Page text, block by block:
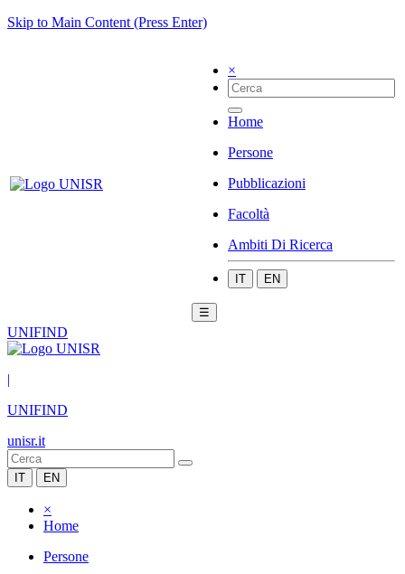
Skip to Main Content (Press Enter)
×
Home
Persone
Pubblicazioni
Facoltà
Ambiti Di Ricerca
IT EN
☰
UNIFIND
|
UNIFIND
unisr.it
IT EN
×
Home
Persone